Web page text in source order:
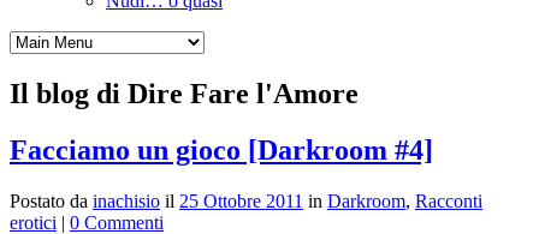
Il blog di Dire Fare l'Amore
Facciamo un gioco [Darkroom #4]
Postato da inachisio il 25 Ottobre 2011 in Darkroom, Racconti
erotici | 0 Commenti